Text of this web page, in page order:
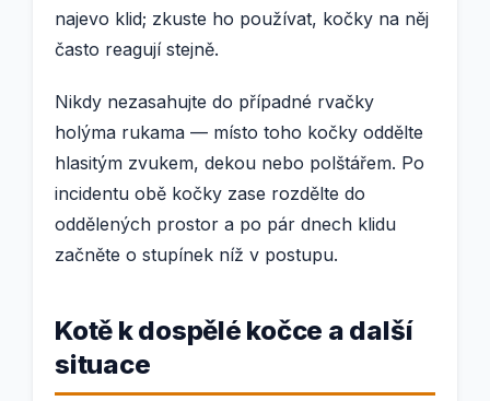
najevo klid; zkuste ho používat, kočky na něj
často reagují stejně.
Nikdy nezasahujte do případné rvačky
holýma rukama — místo toho kočky oddělte
hlasitým zvukem, dekou nebo polštářem. Po
incidentu obě kočky zase rozdělte do
oddělených prostor a po pár dnech klidu
začněte o stupínek níž v postupu.
Kotě k dospělé kočce a další
situace